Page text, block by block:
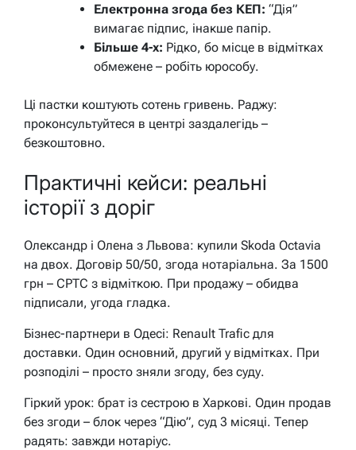
Електронна згода без КЕП: “Дія”
вимагає підпис, інакше папір.
Більше 4-х: Рідко, бо місце в відмітках
обмежене – робіть юрособу.
Ці пастки коштують сотень гривень. Раджу:
проконсультуйтеся в центрі заздалегідь –
безкоштовно.
Практичні кейси: реальні
історії з доріг
Олександр і Олена з Львова: купили Skoda Octavia
на двох. Договір 50/50, згода нотаріальна. За 1500
грн – СРТС з відміткою. При продажу – обидва
підписали, угода гладка.
Бізнес-партнери в Одесі: Renault Trafic для
доставки. Один основний, другий у відмітках. При
розподілі – просто зняли згоду, без суду.
Гіркий урок: брат із сестрою в Харкові. Один продав
без згоди – блок через “Дію”, суд 3 місяці. Тепер
радять: завжди нотаріус.